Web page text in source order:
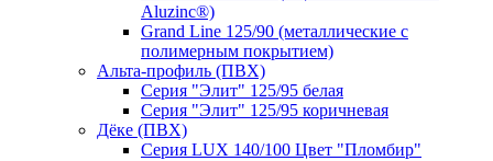
Aluzinc®)
Grand Line 125/90 (металлические с
полимерным покрытием)
Альта-профиль (ПВХ)
Серия "Элит" 125/95 белая
Серия "Элит" 125/95 коричневая
Дёке (ПВХ)
Серия LUX 140/100 Цвет "Пломбир"